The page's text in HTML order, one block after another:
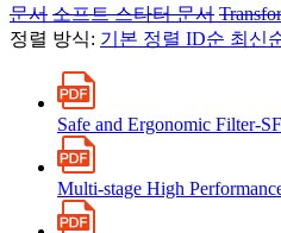
문서 소프트 스타터 문서
정렬 방식: 기본 정렬 ID순 최신
Safe and Ergonomic Filter-
Multi-stage High